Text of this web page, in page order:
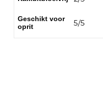
Geschikt voor
oprit
5/5